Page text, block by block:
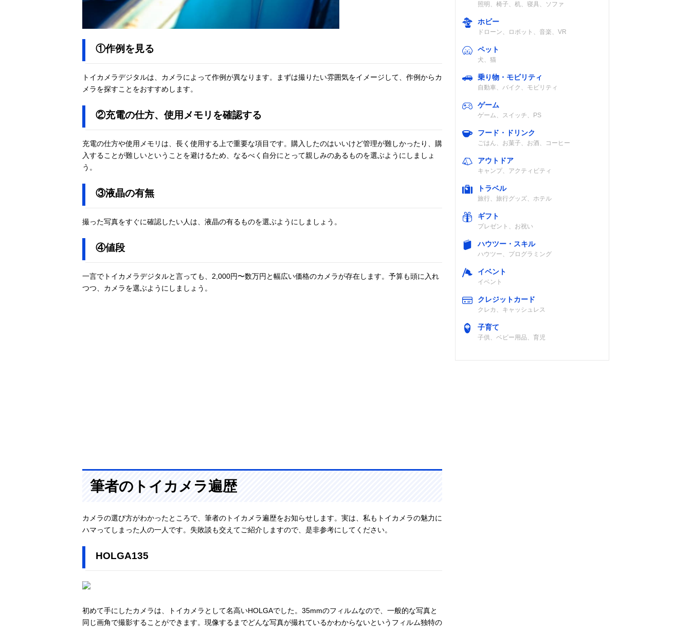
①作例を見る
トイカメラデジタルは、カメラによって作例が異なります。まずは撮りたい雰囲気をイメージして、作例からカ
メラを探すことをおすすめします。
②充電の仕方、使用メモリを確認する
充電の仕方や使用メモリは、長く使用する上で重要な項目です。購入したのはいいけど管理が難しかったり、購
入することが難しいということを避けるため、なるべく自分にとって親しみのあるものを選ぶようにしましょ
う。
③液晶の有無
撮った写真をすぐに確認したい人は、液晶の有るものを選ぶようにしましょう。
④値段
一言でトイカメラデジタルと言っても、2,000円〜数万円と幅広い価格のカメラが存在します。予算も頭に入れ
つつ、カメラを選ぶようにしましょう。
筆者のトイカメラ遍歴
カメラの選び方がわかったところで、筆者のトイカメラ遍歴をお知らせします。実は、私もトイカメラの魅力に
ハマってしまった人の一人です。失敗談も交えてご紹介しますので、是非参考にしてください。
HOLGA135
初めて手にしたカメラは、トイカメラとして名高いHOLGAでした。35mmのフィルムなので、一般的な写真と
同じ画角で撮影することができます。現像するまでどんな写真が撮れているかわからないというフィルム独特の
照明、椅子、机、寝具、ソファ
ホビー
ドローン、ロボット、音楽、VR
ペット
犬、猫
乗り物・モビリティ
自動車、バイク、モビリティ
ゲーム
ゲーム、スイッチ、PS
フード・ドリンク
ごはん、お菓子、お酒、コーヒー
アウトドア
キャンプ、アクティビティ
トラベル
旅行、旅行グッズ、ホテル
ギフト
プレゼント、お祝い
ハウツー・スキル
ハウツー、プログラミング
イベント
イベント
クレジットカード
クレカ、キャッシュレス
子育て
子供、ベビー用品、育児